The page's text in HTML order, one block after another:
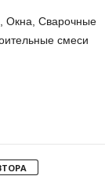
Окна, Сварочные
смеси